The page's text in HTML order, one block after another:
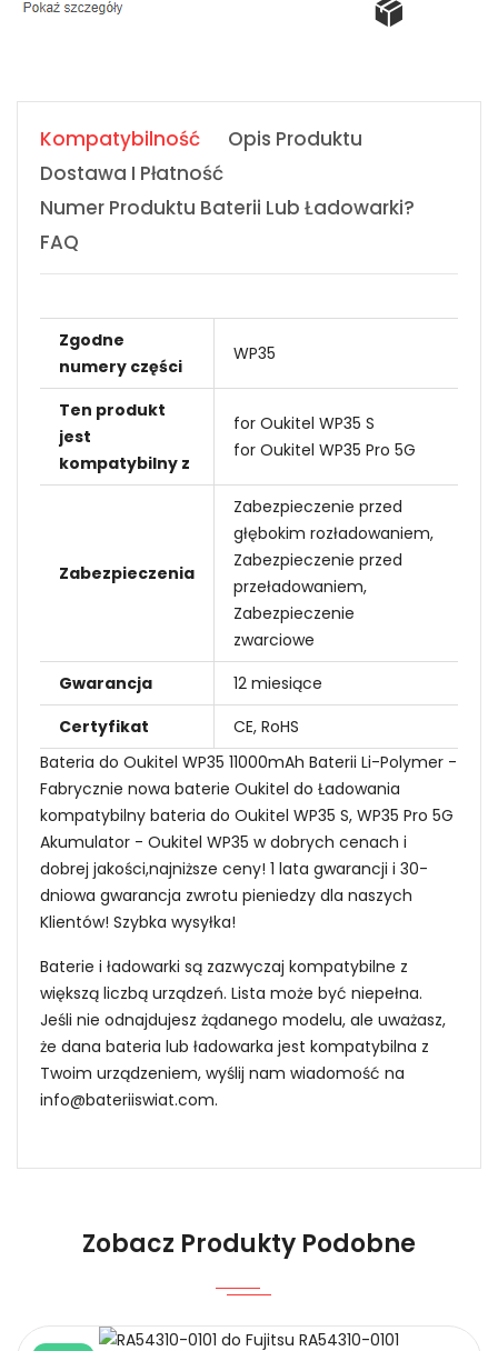
Kompatybilność
Opis Produktu
Dostawa I Płatność
Numer Produktu Baterii Lub Ładowarki?
FAQ
Zgodne
numery części
WP35
Ten produkt
jest
kompatybilny z
for Oukitel WP35 S
for Oukitel WP35 Pro 5G
Zabezpieczenia
Zabezpieczenie przed
głębokim rozładowaniem,
Zabezpieczenie przed
przeładowaniem,
Zabezpieczenie
zwarciowe
Gwarancja
12 miesiące
Certyfikat
CE, RoHS
Bateria do Oukitel WP35 11000mAh Baterii Li-Polymer -
Fabrycznie nowa baterie Oukitel do Ładowania
kompatybilny bateria do Oukitel WP35 S, WP35 Pro 5G
Akumulator - Oukitel WP35 w dobrych cenach i
dobrej jakości,najniższe ceny! 1 lata gwarancji i 30-
dniowa gwarancja zwrotu pieniedzy dla naszych
Klientów! Szybka wysyłka!
Baterie i ładowarki są zazwyczaj kompatybilne z
większą liczbą urządzeń. Lista może być niepełna.
Jeśli nie odnajdujesz żądanego modelu, ale uważasz,
że dana bateria lub ładowarka jest kompatybilna z
Twoim urządzeniem, wyślij nam wiadomość na
info@bateriiswiat.com.
1.Model urządzenia
Zobacz Produkty Podobne